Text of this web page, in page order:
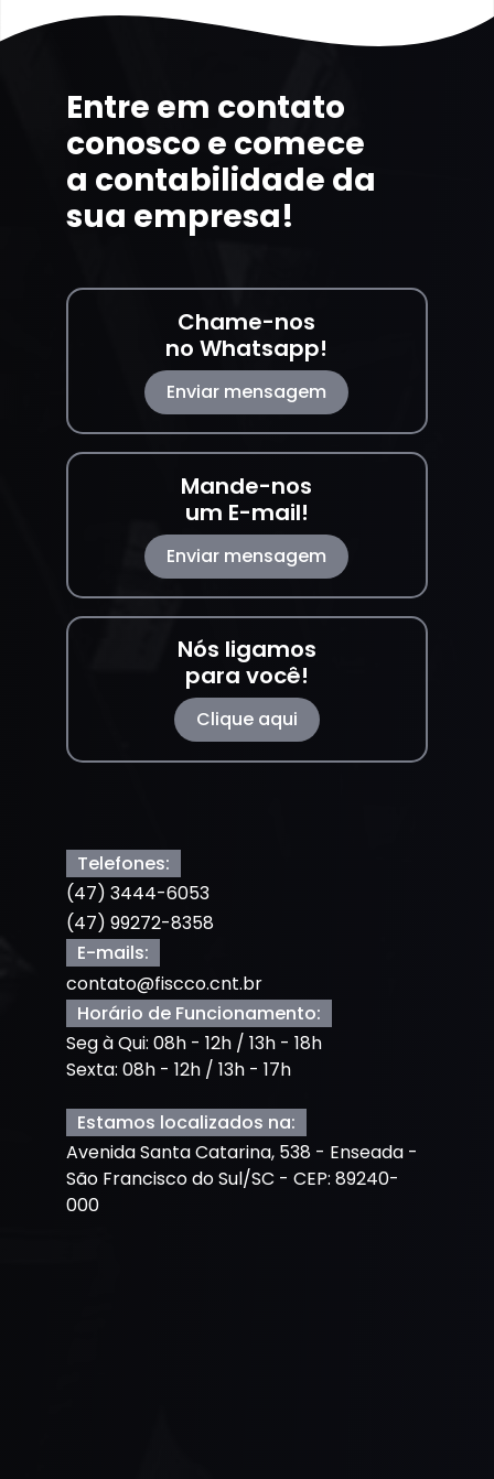
Entre em contato
conosco e comece
a contabilidade da
sua empresa!
Chame-nos
no Whatsapp!
Enviar mensagem
Mande-nos
um E-mail!
Enviar mensagem
Nós ligamos
para você!
Clique aqui
Telefones:
(47) 3444-6053
(47) 99272-8358
E-mails:
contato@fiscco.cnt.br
Horário de Funcionamento:
Seg à Qui: 08h - 12h / 13h - 18h
Sexta: 08h - 12h / 13h - 17h
Estamos localizados na:
Avenida Santa Catarina, 538 - Enseada -
São Francisco do Sul/SC - CEP: 89240-
000